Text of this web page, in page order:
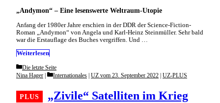
„Andymon“ – Eine lesenswerte Weltraum-Utopie
Anfang der 1980er Jahre erschien in der DDR der Science-Fiction-
Roman „Andymon“ von Angela und Karl-Heinz Steinmüller. Sehr bald
war die Erstauflage des Buches vergriffen. Und …
Weiterlesen
Categories
Die letzte Seite
„Zivile“ Satelliten im Krieg
Nina Hager Categories
Internationales UZ vom 23. September 2022 UZ-PLUS